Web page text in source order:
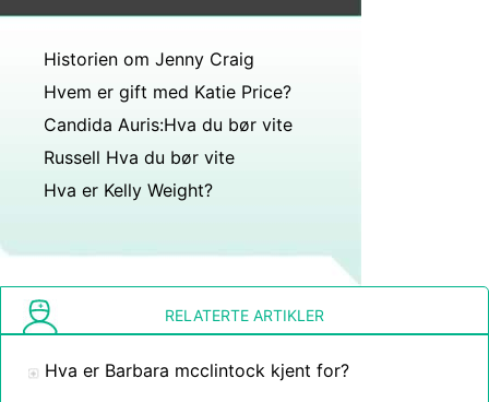
Historien om Jenny Craig
Hvem er gift med Katie Price?
Candida Auris:Hva du bør vite
Russell Hva du bør vite
Hva er Kelly Weight?
RELATERTE ARTIKLER
Hva er Barbara mcclintock kjent for?